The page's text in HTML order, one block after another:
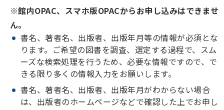
※館内OPAC、スマホ版OPACからお申し込みはできませ
ん。
書名、著者名、出版者、出版年月等の情報が必須とな
ります。ご希望の図書を調査、選定する過程で、スム
ーズな検索処理を行うため、必要な情報ですので、で
きる限り多くの情報入力をお願いします。
書名、著者名、出版者、出版年月がわからない場合
は、出版者のホームページなどで確認した上でお申し